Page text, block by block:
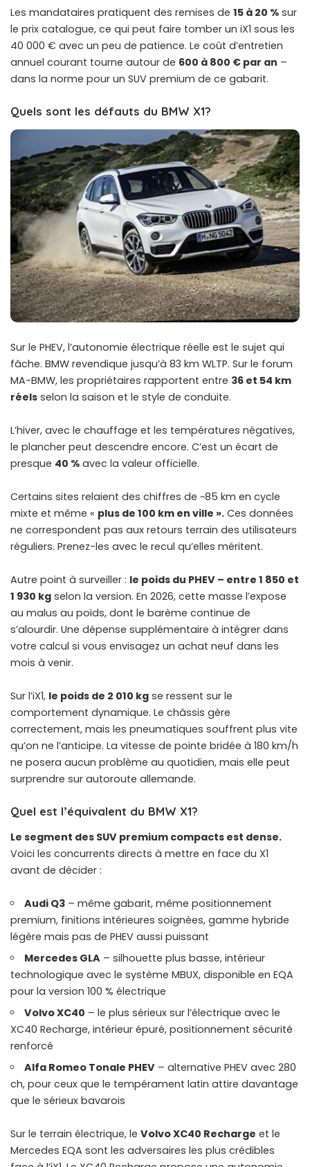
Les mandataires pratiquent des remises de 15 à 20 % sur
le prix catalogue, ce qui peut faire tomber un iX1 sous les
40 000 € avec un peu de patience. Le coût d’entretien
annuel courant tourne autour de 600 à 800 € par an –
dans la norme pour un SUV premium de ce gabarit.
Quels sont les défauts du BMW X1?
Sur le PHEV, l’autonomie électrique réelle est le sujet qui
fâche. BMW revendique jusqu’à 83 km WLTP. Sur le forum
MA-BMW, les propriétaires rapportent entre 36 et 54 km
réels selon la saison et le style de conduite.
L’hiver, avec le chauffage et les températures négatives,
le plancher peut descendre encore. C’est un écart de
presque 40 % avec la valeur officielle.
Certains sites relaient des chiffres de ~85 km en cycle
mixte et même « plus de 100 km en ville ». Ces données
ne correspondent pas aux retours terrain des utilisateurs
réguliers. Prenez-les avec le recul qu’elles méritent.
Autre point à surveiller : le poids du PHEV – entre 1 850 et
1 930 kg selon la version. En 2026, cette masse l’expose
au malus au poids, dont le barème continue de
s’alourdir. Une dépense supplémentaire à intégrer dans
votre calcul si vous envisagez un achat neuf dans les
mois à venir.
Sur l’iX1, le poids de 2 010 kg se ressent sur le
comportement dynamique. Le châssis gère
correctement, mais les pneumatiques souffrent plus vite
qu’on ne l’anticipe. La vitesse de pointe bridée à 180 km/h
ne posera aucun problème au quotidien, mais elle peut
surprendre sur autoroute allemande.
Quel est l’équivalent du BMW X1?
Le segment des SUV premium compacts est dense.
Voici les concurrents directs à mettre en face du X1
avant de décider :
Audi Q3 – même gabarit, même positionnement
premium, finitions intérieures soignées, gamme hybride
légère mais pas de PHEV aussi puissant
Mercedes GLA – silhouette plus basse, intérieur
technologique avec le système MBUX, disponible en EQA
pour la version 100 % électrique
Volvo XC40 – le plus sérieux sur l’électrique avec le
XC40 Recharge, intérieur épuré, positionnement sécurité
renforcé
Alfa Romeo Tonale PHEV – alternative PHEV avec 280
ch, pour ceux que le tempérament latin attire davantage
que le sérieux bavarois
Sur le terrain électrique, le Volvo XC40 Recharge et le
Mercedes EQA sont les adversaires les plus crédibles